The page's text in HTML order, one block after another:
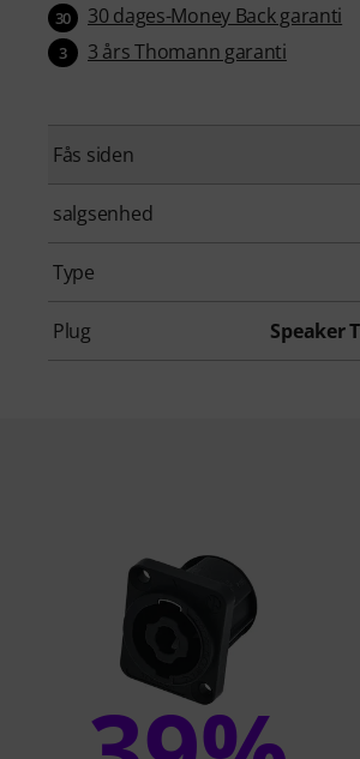
30 30 dages-Money Back garanti
3 3 års Thomann garanti
Fås siden
salgsenhed
Type
Plug Speaker